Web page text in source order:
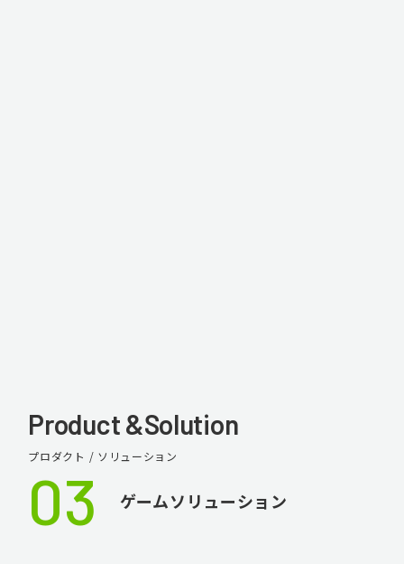
Product &Solution
プロダクト / ソリューション
03 ゲームソリューション